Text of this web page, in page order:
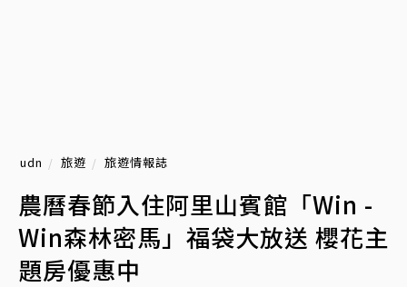
udn 旅遊 旅遊情報誌
農曆春節入住阿里山賓館「Win -
Win森林密馬」福袋大放送 櫻花主
題房優惠中